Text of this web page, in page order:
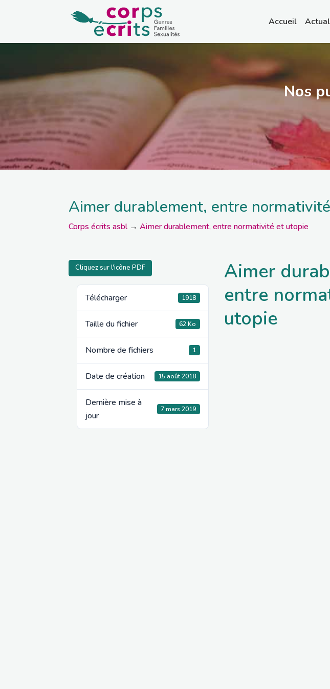
Accueil
Nos
Aimer durablement, entre
Corps écrits asbl→Aimer durablement, entre normativité et utopie
Cliquez sur l'icône PDF
Télécharger 1918
Taille du fichier 62 Ko
Nombre de fichiers 1
Date de création 15 août 2018
Dernière mise à
jour
7 mars 2019
Aimer
entre
utopie